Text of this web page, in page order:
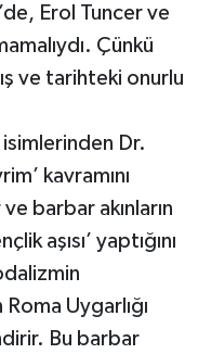
Erol Tuncer ve
Çünkü
ve tarihteki onurlu
Dr.
kavramını
barbar akınların
aşısı’ yaptığını
Uygarlığı
Bu barbar